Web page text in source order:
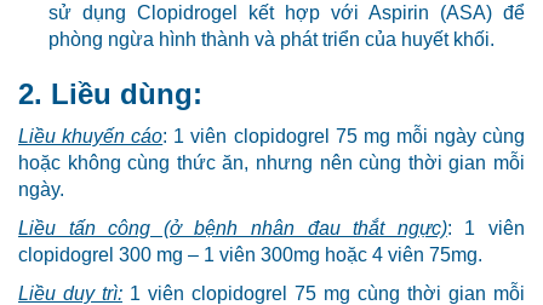
sử dụng Clopidrogel kết hợp với Aspirin (ASA) để
phòng ngừa hình thành và phát triển của huyết khối.
2. Liều dùng:
Liều khuyến cáo: 1 viên clopidogrel 75 mg mỗi ngày cùng
hoặc không cùng thức ăn, nhưng nên cùng thời gian mỗi
ngày.
Liều tấn công (ở bệnh nhân đau thắt ngực): 1 viên
clopidogrel 300 mg – 1 viên 300mg hoặc 4 viên 75mg.
Liều duy trì: 1 viên clopidogrel 75 mg cùng thời gian mỗi